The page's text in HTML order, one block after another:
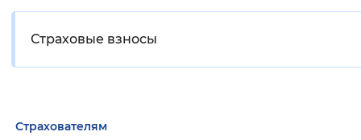
Страховые взносы
Страхователям